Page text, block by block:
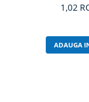
1,02
ADAUGA